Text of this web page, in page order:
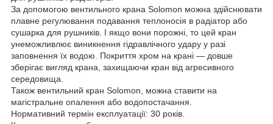
За допомогою вентильного крана Solomon можна здійснювати
плавне регулювання подавання теплоносія в радіатор або
сушарка для рушників. І якщо вони порожні, то цей кран
унеможливлює виникнення гідравлічного удару у разі
заповнення їх водою. Покриття хром на крані — довше
зберігає вигляд крана, захищаючи кран від агресивного
середовища.
Також вентильний кран Solomon, можна ставити на
магістральне опалення або водопостачання.
Нормативний термін експлуатації: 30 років.